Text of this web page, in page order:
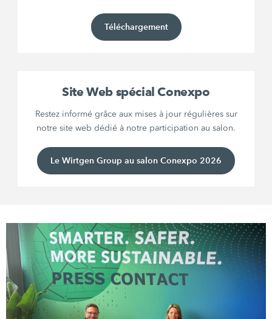
Téléchargement
Site Web spécial Conexpo
Restez informé grâce aux mises à jour régulières sur
notre site web dédié à notre participation au salon.
Le Wirtgen Group au salon Conexpo 2026